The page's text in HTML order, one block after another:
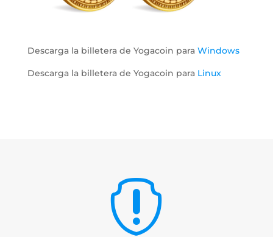
Descarga la billetera de Yogacoin para Windows
Descarga la billetera de Yogacoin para Linux
